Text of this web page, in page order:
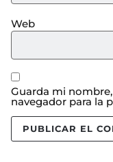
Web
Guarda mi
navegador para la